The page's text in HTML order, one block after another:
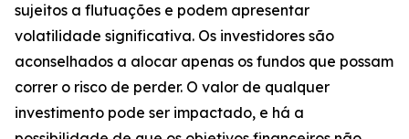
sujeitos a flutuações e podem apresentar
volatilidade significativa. Os investidores são
aconselhados a alocar apenas os fundos que possam
correr o risco de perder. O valor de qualquer
investimento pode ser impactado, e há a